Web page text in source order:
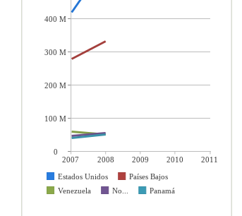
2007 2008 2009 2010
2011
Estados Unidos
Países Bajos
Venezuela
No... Panamá
400 M
300 M
200 M
100 M
0